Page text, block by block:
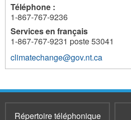
Téléphone :
1-867-767-9236
Services en français
1-867-767-9231 poste 53041
climatechange@gov.nt.ca
22570
Répertoire téléphonique